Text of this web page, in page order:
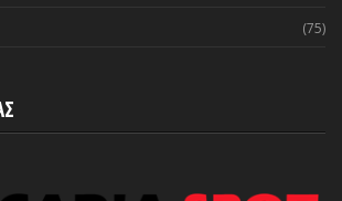
(75)